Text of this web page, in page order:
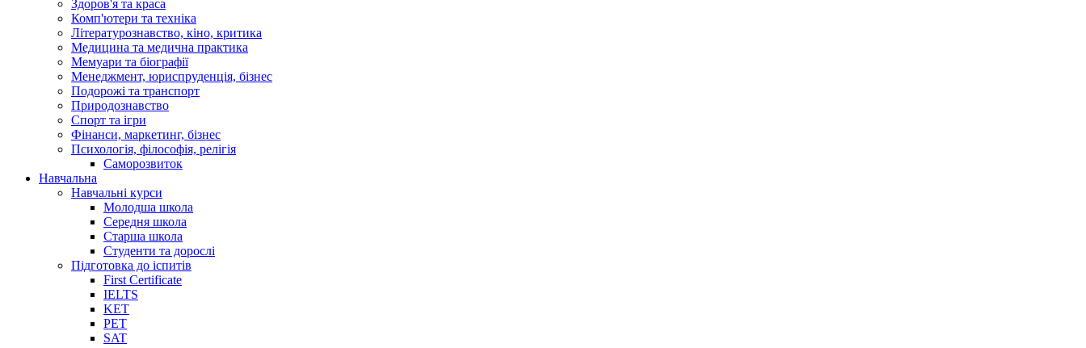
Здоров'я та краса
Комп'ютери та техніка
Літературознавство, кіно, критика
Медицина та медична практика
Мемуари та біографії
Менеджмент, юриспруденція, бізнес
Подорожі та транспорт
Природознавство
Спорт та ігри
Фінанси, маркетинг, бізнес
Психологія, філософія, релігія
Саморозвиток
Навчальна
Навчальні курси
Молодша школа
Середня школа
Старша школа
Студенти та дорослі
Підготовка до іспитів
First Certificate
IELTS
KET
PET
SAT